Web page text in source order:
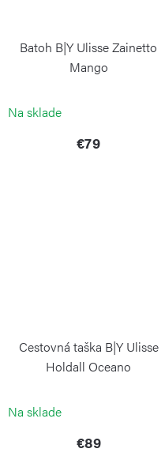
Batoh B|Y Ulisse Zainetto
Mango
Na sklade
€79
Cestovná taška B|Y Ulisse
Holdall Oceano
Na sklade
€89